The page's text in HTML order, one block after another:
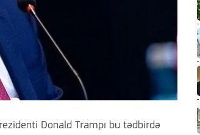
Donald Trampı bu tədbirdə